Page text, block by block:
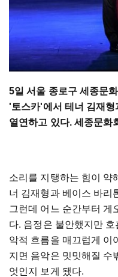
5일 서울 종로구 세종문
'토스카'에서 테너 김재
열연하고 있다. 세종문화
소리를 지탱하는 힘이 약
너 김재형과 베이스 바리
그런데 어느 순간부터 게
다. 음정은 불안했지만
악적 흐름을 매끄럽게 이
지면 음악은 밋밋해질 수
엇인지 보게 됐다.